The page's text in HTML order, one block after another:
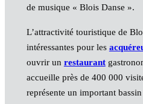
de musique « Blois Danse ».
L’attractivité touristique de
intéressantes pour les
ouvrir un restaurant
accueille près de 400 000
représente un important